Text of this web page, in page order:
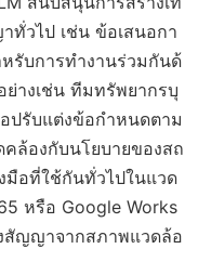
ทั่วไป เช่น ข้อเสนอกา
หรับการทำงานร่วมกันด้
างเช่น ทีมทรัพยากรบุ
ปรับแต่งข้อกำหนดตาม
ล้องกับนโยบายของสถ
มือที่ใช้กันทั่วไปในแวด
หรือ Google Works
สัญญาจากสภาพแวดล้อ